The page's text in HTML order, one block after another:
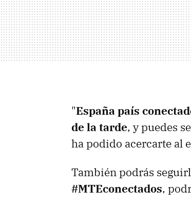
"España país
de la tarde, y puedes
ha podido acercarte al
También podrás
#MTEconectados,